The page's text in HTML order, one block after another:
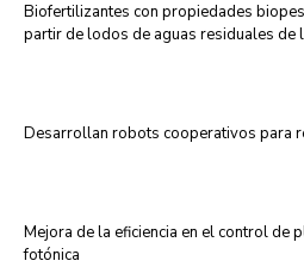
Biofertilizantes con propiedades
partir de lodos de aguas residuales de
Desarrollan robots cooperativos para
Mejora de la eficiencia en el control de
fotónica